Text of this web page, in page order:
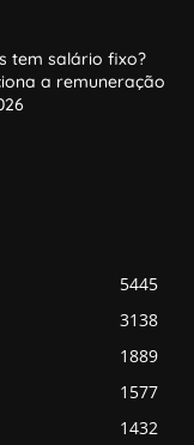
tem salário fixo?
a remuneração
5445
3138
1889
1577
1432